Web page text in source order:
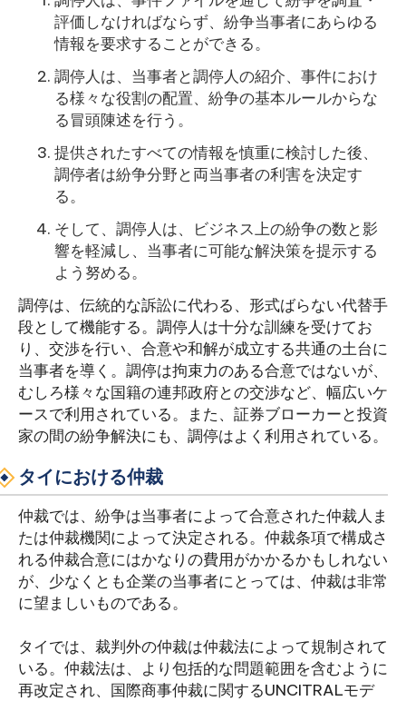
評価しなければならず、紛争当事者にあらゆる
情報を要求することができる。
調停人は、当事者と調停人の紹介、事件におけ
る様々な役割の配置、紛争の基本ルールからな
る冒頭陳述を行う。
提供されたすべての情報を慎重に検討した後、
調停者は紛争分野と両当事者の利害を決定す
る。
そして、調停人は、ビジネス上の紛争の数と影
響を軽減し、当事者に可能な解決策を提示する
よう努める。
調停は、伝統的な訴訟に代わる、形式ばらない代替手
段として機能する。調停人は十分な訓練を受けてお
り、交渉を行い、合意や和解が成立する共通の土台に
当事者を導く。調停は拘束力のある合意ではないが、
むしろ様々な国籍の連邦政府との交渉など、幅広いケ
ースで利用されている。また、証券ブローカーと投資
家の間の紛争解決にも、調停はよく利用されている。
タイにおける仲裁
仲裁では、紛争は当事者によって合意された仲裁人ま
たは仲裁機関によって決定される。仲裁条項で構成さ
れる仲裁合意にはかなりの費用がかかるかもしれない
が、少なくとも企業の当事者にとっては、仲裁は非常
に望ましいものである。
タイでは、裁判外の仲裁は仲裁法によって規制されて
いる。仲裁法は、より包括的な問題範囲を含むように
再改定され、国際商事仲裁に関するUNCITRALモデ